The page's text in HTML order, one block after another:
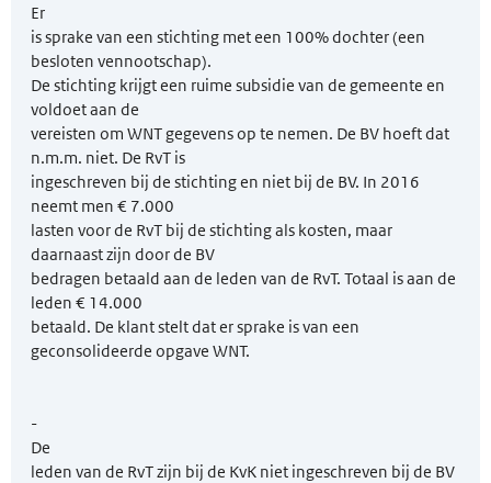
Er
is sprake van een stichting met een 100% dochter (een
besloten vennootschap).
De stichting krijgt een ruime subsidie van de gemeente en
voldoet aan de
vereisten om WNT gegevens op te nemen. De BV hoeft dat
n.m.m. niet. De RvT is
ingeschreven bij de stichting en niet bij de BV. In 2016
neemt men € 7.000
lasten voor de RvT bij de stichting als kosten, maar
daarnaast zijn door de BV
bedragen betaald aan de leden van de RvT. Totaal is aan de
leden € 14.000
betaald. De klant stelt dat er sprake is van een
geconsolideerde opgave WNT.
-
De
leden van de RvT zijn bij de KvK niet ingeschreven bij de BV